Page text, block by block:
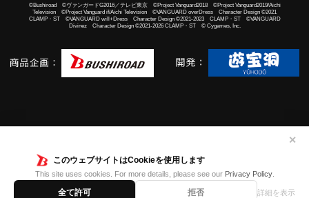
このウェブサイトはCookieを使用します
This site uses cookies. For more details, please see our Privacy Policy.
全て許可 拒否 詳細を表示
✕
©Bushiroad ©ヴァンガードG2016／テレビ東京 ©Project Vanguard2018 ©Project Vanguard2019/Aichi
Television ©Project Vanguard if/Aichi Television ©VANGUARD overDress Character Design ©2021
CLAMP・ST ©VANGUARD will+Dress Character Design ©2021-2023 CLAMP・ST ©VANGUARD
Divinez Character Design ©2021-2026 CLAMP・ST © Cygames, Inc.